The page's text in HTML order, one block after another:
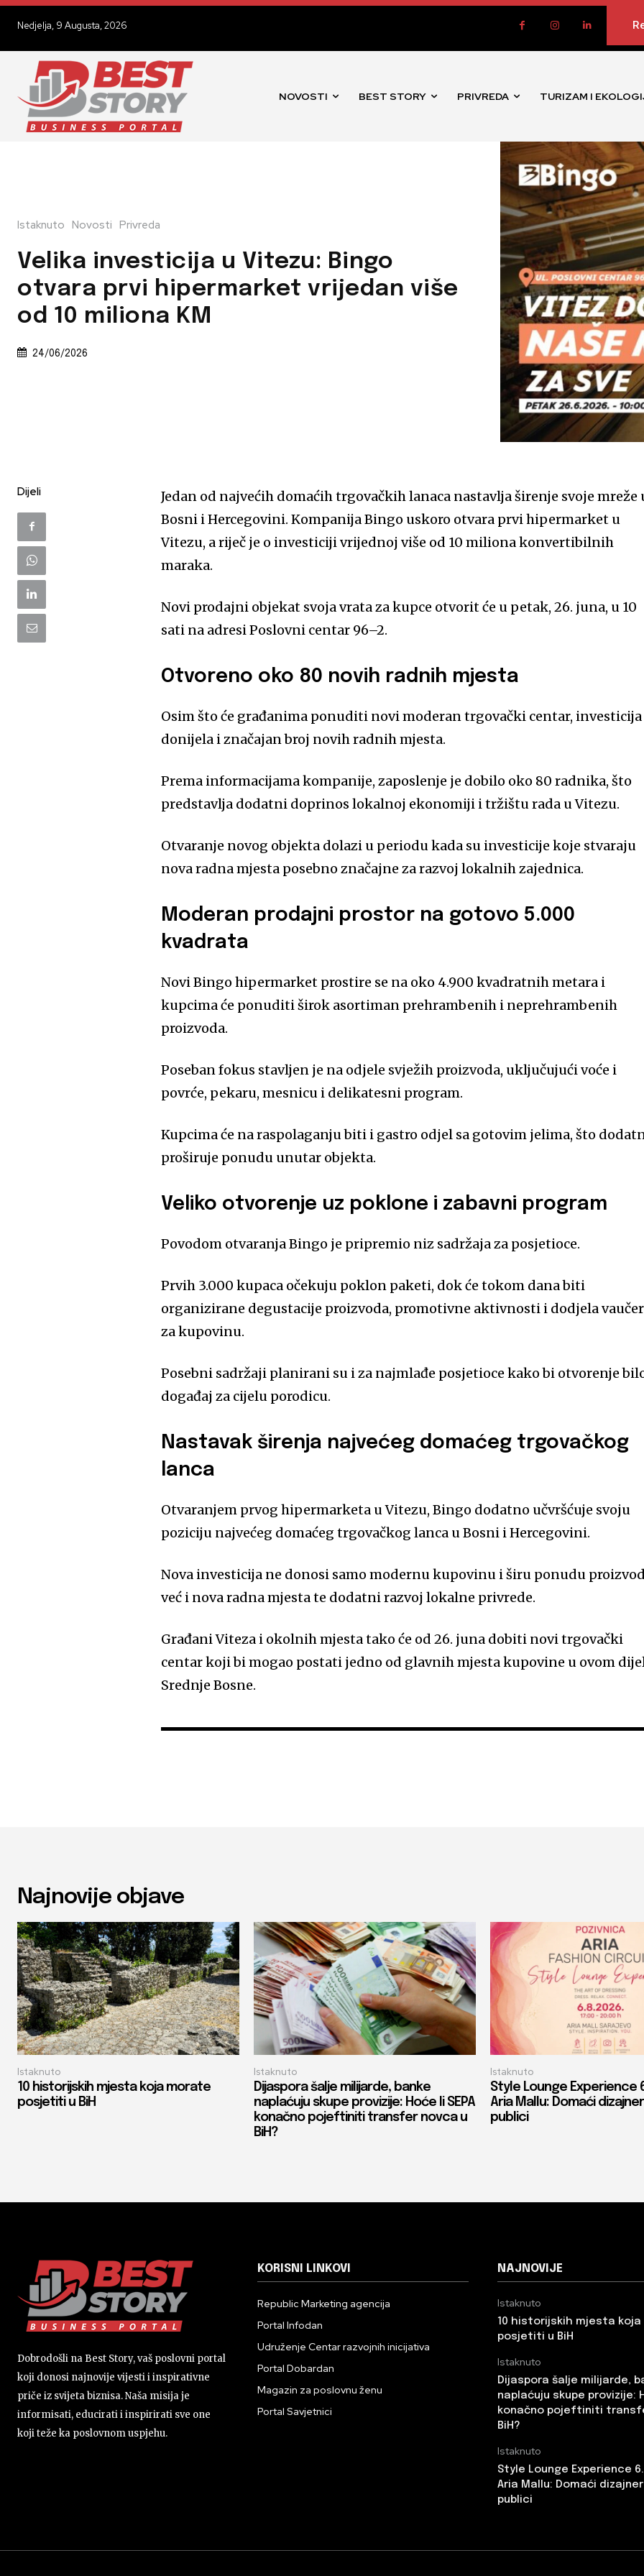
Nedjelja, 9 Augusta, 2026
NOVOSTI BEST STORY PRIVREDA TURIZAM I
Istaknuto Novosti Privreda
Velika investicija u Vitezu: Bingo
otvara prvi hipermarket vrijedan više
od 10 miliona KM
24/06/2026
Dijeli
Jedan od najvećih domaćih trgovačkih lanaca nastavlja širenje svoje mreže
Bosni i Hercegovini. Kompanija Bingo uskoro otvara prvi hipermarket u
Vitezu, a riječ je o investiciji vrijednoj više od 10 miliona konvertibilnih
maraka.
Novi prodajni objekat svoja vrata za kupce otvorit će u petak, 26. juna, u 10
sati na adresi Poslovni centar 96–2.
Otvoreno oko 80 novih radnih mjesta
Osim što će građanima ponuditi novi moderan trgovački centar, investicija
donijela i značajan broj novih radnih mjesta.
Prema informacijama kompanije, zaposlenje je dobilo oko 80 radnika, što
predstavlja dodatni doprinos lokalnoj ekonomiji i tržištu rada u Vitezu.
Otvaranje novog objekta dolazi u periodu kada su investicije koje stvaraju
nova radna mjesta posebno značajne za razvoj lokalnih zajednica.
Moderan prodajni prostor na gotovo 5.000
kvadrata
Novi Bingo hipermarket prostire se na oko 4.900 kvadratnih metara i
kupcima će ponuditi širok asortiman prehrambenih i neprehrambenih
proizvoda.
Poseban fokus stavljen je na odjele svježih proizvoda, uključujući voće i
povrće, pekaru, mesnicu i delikatesni program.
Kupcima će na raspolaganju biti i gastro odjel sa gotovim jelima, što
proširuje ponudu unutar objekta.
Veliko otvorenje uz poklone i zabavni program
Povodom otvaranja Bingo je pripremio niz sadržaja za posjetioce.
Prvih 3.000 kupaca očekuju poklon paketi, dok će tokom dana biti
organizirane degustacije proizvoda, promotivne aktivnosti i dodjela
za kupovinu.
Posebni sadržaji planirani su i za najmlađe posjetioce kako bi otvorenje
događaj za cijelu porodicu.
Nastavak širenja najvećeg domaćeg trgovačkog
lanca
Otvaranjem prvog hipermarketa u Vitezu, Bingo dodatno učvršćuje svoju
poziciju najvećeg domaćeg trgovačkog lanca u Bosni i Hercegovini.
Nova investicija ne donosi samo modernu kupovinu i širu ponudu
već i nova radna mjesta te dodatni razvoj lokalne privrede.
Građani Viteza i okolnih mjesta tako će od 26. juna dobiti novi trgovački
centar koji bi mogao postati jedno od glavnih mjesta kupovine u ovom
Srednje Bosne.
Najnovije objave
Istaknuto
10 historijskih mjesta koja morate
posjetiti u BiH
Istaknuto
Dijaspora šalje milijarde, banke
naplaćuju skupe provizije: Hoće li SEPA
konačno pojeftiniti transfer novca u
BiH?
Istaknuto
Style Lounge Experience
Aria Mallu: Domaći
publici
Dobrodošli na Best Story, vaš poslovni portal
koji donosi najnovije vijesti i inspirativne
priče iz svijeta biznisa. Naša misija je
informisati, educirati i inspirirati sve one
koji teže ka poslovnom uspjehu.
KORISNI LINKOVI
Republic Marketing agencija
Portal Infodan
Udruženje Centar razvojnih inicijativa
Portal Dobardan
Magazin za poslovnu ženu
Portal Savjetnici
NAJNOVIJE
Istaknuto
10 historijskih mjesta
posjetiti u BiH
Istaknuto
Dijaspora šalje milijarde,
naplaćuju skupe provizije:
konačno pojeftiniti
BiH?
Istaknuto
Style Lounge Experience
Aria Mallu: Domaći
publici